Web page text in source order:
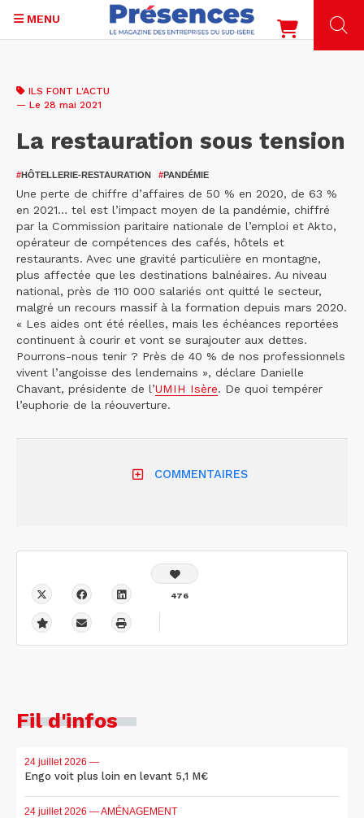
contenu
MENU
ILS FONT L'ACTU
— Le 28 mai 2021
La restauration sous tension
#HÔTELLERIE-RESTAURATION #PANDÉMIE
Une perte de chiffre d’affaires de 50 % en 2020, de 63 %
en 2021… tel est l’impact moyen de la pandémie, chiffré
par la Commission paritaire nationale de l’emploi et Akto,
opérateur de compétences des cafés, hôtels et
restaurants. Avec une gravité particulière en montagne,
plus affectée que les destinations balnéaires. Au niveau
national, près de 110 000 salariés ont quitté le secteur,
malgré un recours massif à la formation depuis mars 2020.
« Les aides ont été réelles, mais les échéances reportées
continuent à courir et vont se surajouter aux dettes.
Pourrons-nous tenir ? Près de 40 % de nos professionnels
vivent l’angoisse des lendemains », déclare Danielle
Chavant, présidente de l’UMIH Isère. De quoi tempérer
l’euphorie de la réouverture.
COMMENTAIRES
476
Fil d'infos
24 juillet 2026 —
Engo voit plus loin en levant 5,1 M€
24 juillet 2026 — AMÉNAGEMENT